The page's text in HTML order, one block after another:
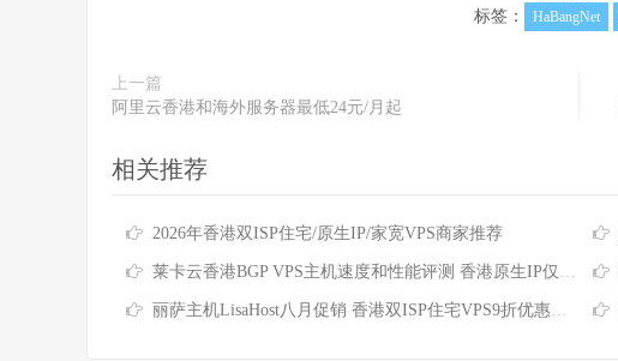
标签： HaBangNet
上一篇
阿里云香港和海外服务器最低24元/月起
相关推荐
2026年香港双ISP住宅/原生IP/家宽VPS商家推荐
莱卡云香港BGP VPS主机速度和性能评测 香港原生IP仅需25元/月
丽萨主机LisaHost八月促销 香港双ISP住宅VPS9折优惠低至79元/月